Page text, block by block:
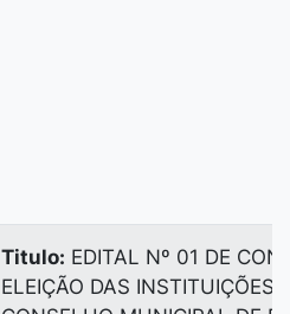
Titulo: EDITAL Nº 01 DE
ELEIÇÃO DAS INSTITUIÇÕES